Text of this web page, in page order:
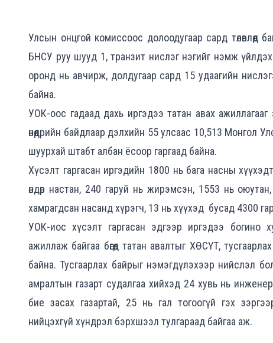
Улсын онцгой комиссоос долоодугаар сард
БНСУ руу шууд 1, транзит нислэг нэгийг нэмж
оронд нь авчирж, долдугаар сард 15 удаагийн
байна.
УОК-оос гадаад дахь иргэдээ татан авах ажиллагааг
өнөөдрийн байдлаар дэлхийн 55 улсаас 10,513
шуурхай штабт албан ёсоор гаргаад байна.
Хүсэлт гаргасан иргэдийн 1800 нь бага насны
өндөр настан, 240 гаруй нь жирэмсэн, 1553 нь
хамрагдсан насанд хүрэгч, 13 нь хүүхэд бусад 4300
УОК-иос хүсэлт гаргасан эдгээр иргэдээ богино
ажиллаж байгаа бөгөөд татан авалтыг ХӨСҮТ,
байна. Тусгаарлах байрыг нэмэгдүлэхээр нийслэл
амралтын газарт судалгаа хийхэд 24 хувь нь
бие засах газартай, 25 нь гал тогоогүй гэх
нийцэхгүй хүндрэл бэрхшээл тулгараад байгаа аж.